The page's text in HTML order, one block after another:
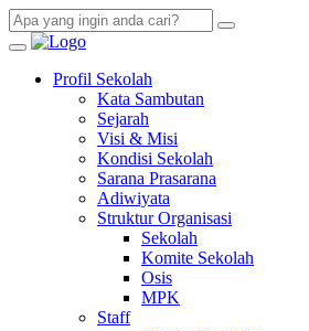
Profil Sekolah
Kata Sambutan
Sejarah
Visi & Misi
Kondisi Sekolah
Sarana Prasarana
Adiwiyata
Struktur Organisasi
Sekolah
Komite Sekolah
Osis
MPK
Staff